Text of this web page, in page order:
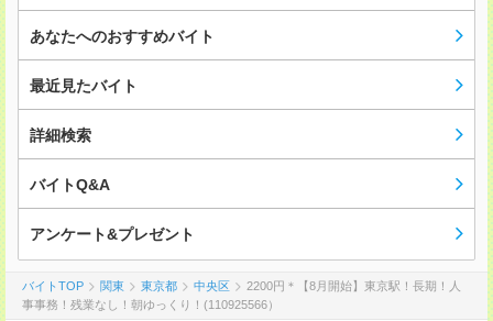
あなたへのおすすめバイト
最近見たバイト
詳細検索
バイトQ&A
アンケート&プレゼント
バイトTOP 関東 東京都 中央区
2200円＊【8月開始】東京駅！長期！人
事事務！残業なし！朝ゆっくり！(110925566）